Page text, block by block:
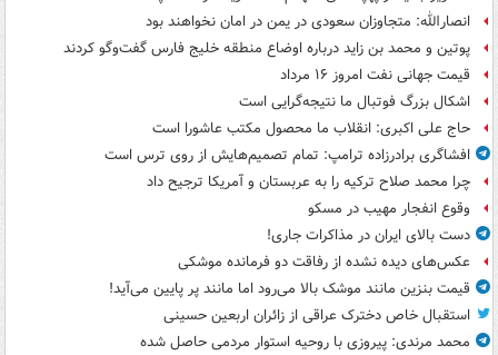
انصارالله: متجاوزان سعودی در یمن در امان نخواهند بود
پوتین و محمد بن زاید درباره اوضاع منطقه خلیج فارس گفت‌وگو کردند
قیمت جهانی نفت امروز ۱۶ مرداد
اشکال بزرگ فوتبال ما نتیجه‌گرایی است
حاج علی اکبری: انقلاب ما محصول مکتب عاشورا است
افشاگری برادرزاده ترامپ: تمام تصمیم‌هایش از روی ترس است
چرا محمد صلاح ترکیه را به عربستان و آمریکا ترجیح داد
وقوع انفجار مهیب در مسکو
دست بالای ایران در مذاکرات جاری!
عکس‌های دیده نشده از رفاقت دو فرمانده‌ موشکی
قیمت بنزین مانند موشک بالا می‌رود اما مانند پر پایین می‌آید!
استقبال خاص دخترک عراقی از زائران اربعین حسینی
محمد مرندی: پیروزی با روحیه استوار مردمی حاصل شده